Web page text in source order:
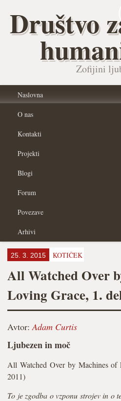
Društvo
Zofijini
Naslovna
O nas
Kontakti
Projekti
Blogi
Forum
Povezave
Arhivi
25. 3. 2015 KOTIČEK
All Watched Over
Loving Grace, 1.
Avtor:Adam Curtis
Ljubezen in moč
All Watched Over by Machines
2011)
To je zgodba o vzponu strojev in o